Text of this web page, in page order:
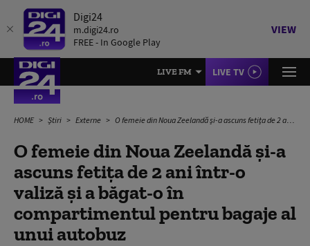
Digi24
m.digi24.ro
FREE - In Google Play
VIEW
LIVE FM LIVE TV
HOME Știri Externe O femeie din Noua Zeelandă și-a ascuns fetița de 2 ani într-o valiză și a băgat-o în compartimentul pentru bagaje al unui autobuz
O femeie din Noua Zeelandă și-a
ascuns fetița de 2 ani într-o
valiză și a băgat-o în
compartimentul pentru bagaje al
unui autobuz